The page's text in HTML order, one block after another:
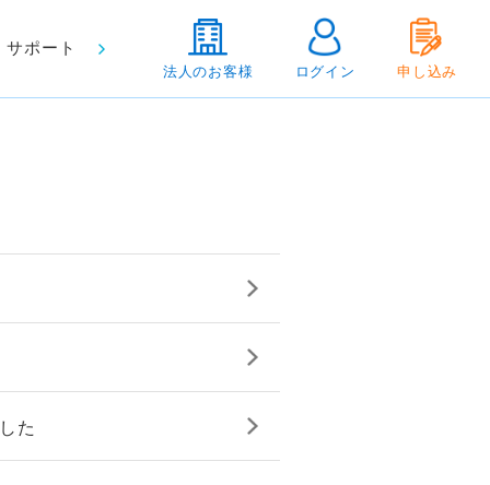
サポート
法人のお客様 ログイン 申し込み
た